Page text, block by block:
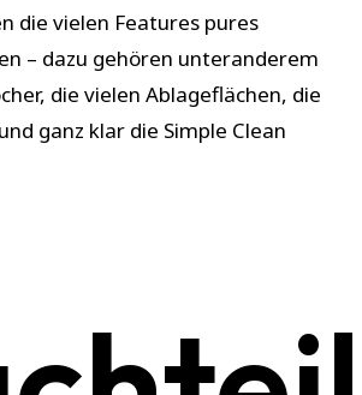
die vielen Features pures
– dazu gehören unteranderem
die vielen Ablageflächen, die
ganz klar die Simple Clean